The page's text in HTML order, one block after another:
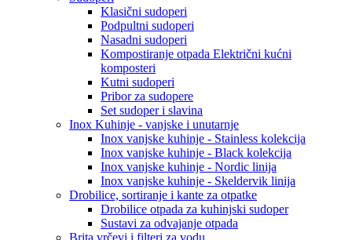
Klasični sudoperi
Podpultni sudoperi
Nasadni sudoperi
Kompostiranje otpada Električni kućni
komposteri
Kutni sudoperi
Pribor za sudopere
Set sudoper i slavina
Inox Kuhinje - vanjske i unutarnje
Inox vanjske kuhinje - Stainless kolekcija
Inox vanjske kuhinje - Black kolekcija
Inox vanjske kuhinje - Nordic linija
Inox vanjske kuhinje - Skeldervik linija
Drobilice, sortiranje i kante za otpatke
Drobilice otpada za kuhinjski sudoper
Sustavi za odvajanje otpada
Brita vrčevi i filteri za vodu